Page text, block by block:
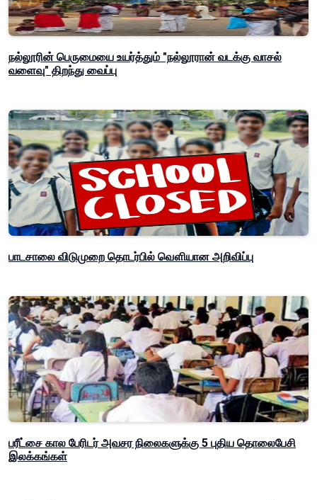
நல்லூரின் பெருமையை உயர்த்தும் "நல்லூரான் வடக்கு வாசல்
வளைவு" திறந்து வைப்பு
பாடசாலை விடுமுறை தொடர்பில் வௌியான அறிவிப்பு
பரீட்சை கால பேரிடர் அவசர நிலைகளுக்கு 5 புதிய தொலைபேசி
இலக்கங்கள்